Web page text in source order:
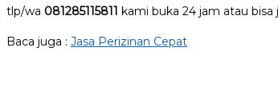
tlp/wa 081285115811 kami buka 24 jam atau
Baca juga : Jasa Perizinan Cepat